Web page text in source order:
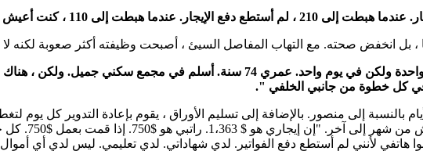
، بل انخفض صحته. مع التهاب المفاصل السيئ ، أصبحت وظيفته أكثر صعوبة لكنه
في كل خطوة من جانبي الخلفي ".
بالنسبة إلى منصور. بالإضافة إلى تسليم الأوراق ، يقوم بإعادة التدوير كل يوم
لأنني لم أستطع دفع الفواتير. لدي شهاداتي. لدي تعليمي. ليس لدي أي